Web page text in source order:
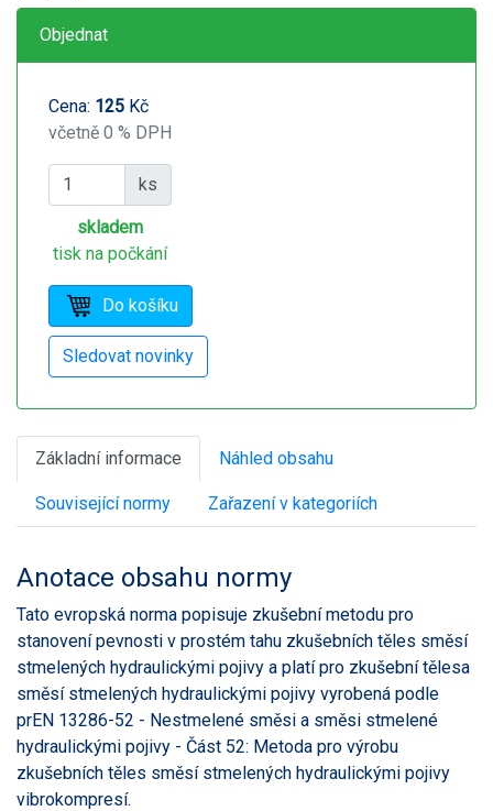
Objednat
Cena: 125 Kč
včetně 0 % DPH
ks
skladem
tisk na počkání
Základní informace Náhled obsahu
Související normy Zařazení v kategoriích
Anotace obsahu normy
Tato evropská norma popisuje zkušební metodu pro
stanovení pevnosti v prostém tahu zkušebních těles směsí
stmelených hydraulickými pojivy a platí pro zkušební tělesa
směsí stmelených hydraulickými pojivy vyrobená podle
prEN 13286-52 - Nestmelené směsi a směsi stmelené
hydraulickými pojivy - Část 52: Metoda pro výrobu
zkušebních těles směsí stmelených hydraulickými pojivy
vibrokompresí.